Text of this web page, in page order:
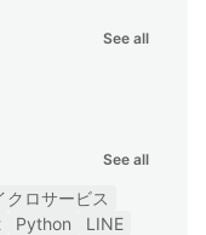
See all
See all
クロサービス
Python LINE